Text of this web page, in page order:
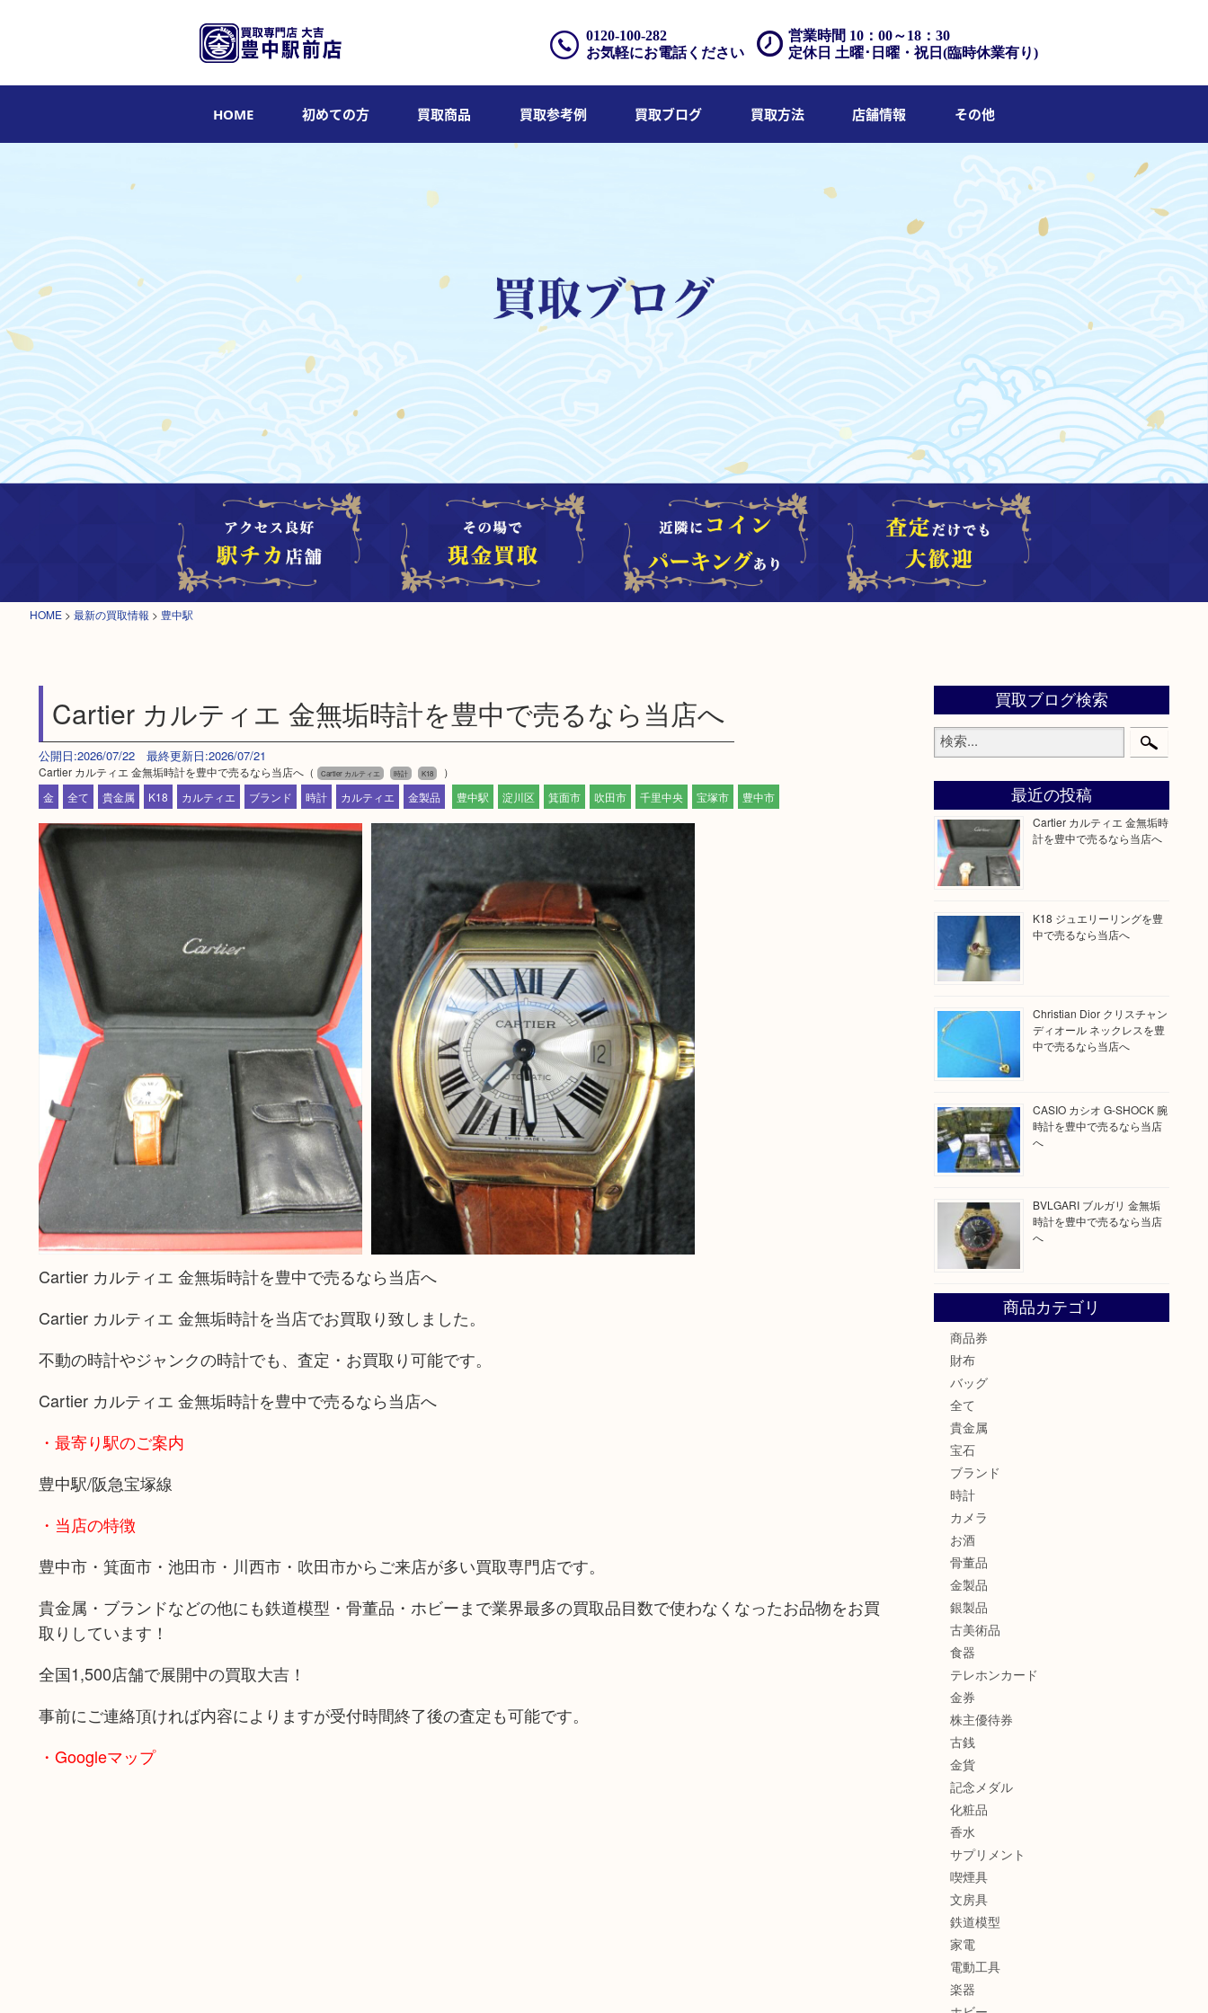
営業時間 10：00～18：30
定休日 土曜･日曜・祝日(臨時休業有り)
0120-100-282
お気軽にお電話ください
HOME 初めての方 買取商品 買取参考例 買取ブログ 買取方法 店舗情報 その他
HOME > 最新の買取情報 > 豊中駅
Cartier カルティエ 金無垢時計を豊中で売るなら当店へ
公開日:2026/07/22 最終更新日:2026/07/21
Cartier カルティエ 金無垢時計を豊中で売るなら当店へ（ Cartier カルティエ 時計 K18
）
金
全て 貴金属 K18 カルティエ ブランド 時計 カルティエ 金製品 豊中駅 淀川区 箕面市 吹田市 千里中央 宝塚市 豊中市
Cartier カルティエ 金無垢時計を豊中で売るなら当店へ
Cartier カルティエ 金無垢時計を当店でお買取り致しました。
不動の時計やジャンクの時計でも、査定・お買取り可能です。
Cartier カルティエ 金無垢時計を豊中で売るなら当店へ
・最寄り駅のご案内
豊中駅/阪急宝塚線
・当店の特徴
豊中市・箕面市・池田市・川西市・吹田市からご来店が多い買取専門店です。
貴金属・ブランドなどの他にも鉄道模型・骨董品・ホビーまで業界最多の買取品目数で使わなくなったお品物をお買
取りしています！
全国1,500店舗で展開中の買取大吉！
事前にご連絡頂ければ内容によりますが受付時間終了後の査定も可能です。
・Googleマップ
買取ブログ検索
最近の投稿
Cartier カルティエ 金無垢時
計を豊中で売るなら当店へ
K18 ジュエリーリングを豊
中で売るなら当店へ
Christian Dior クリスチャン
ディオール ネックレスを豊
中で売るなら当店へ
CASIO カシオ G-SHOCK 腕
時計を豊中で売るなら当店
へ
BVLGARI ブルガリ 金無垢
時計を豊中で売るなら当店
へ
商品カテゴリ
商品券
財布
バッグ
全て
貴金属
宝石
ブランド
時計
カメラ
お酒
骨董品
金製品
銀製品
古美術品
食器
テレホンカード
金券
株主優待券
古銭
金貨
記念メダル
化粧品
香水
サプリメント
喫煙具
文房具
鉄道模型
家電
電動工具
楽器